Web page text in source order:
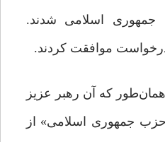
جمهوری اسلامی شدند.
درخواست موافقت کردند.
که آن رهبر عزیز
جمهوری اسلامی» از